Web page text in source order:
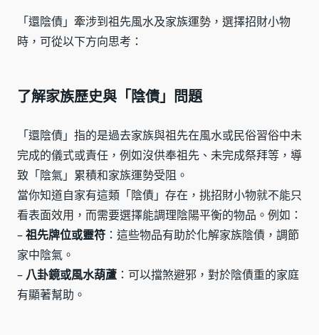
「還陰債」牽涉到祖先風水及家族運勢，選擇招財小物
時，可從以下方向思考：
了解家族歷史與「陰債」問題
「還陰債」指的是過去家族與祖先在風水或民俗習俗中未
完成的儀式或責任，例如沒供奉祖先、未完成祭拜等，導
致「陰氣」累積和家族運勢受阻。
當你知道自家有這類「陰債」存在，挑招財小物就不能只
看表面效用，而需要選擇能調理陰陽平衡的物品。例如：
–祖先牌位或靈符 ：這些物品有助於化解家族陰債，調節
家中陰氣。
– 八卦鏡或風水葫蘆 ：可以擋煞避邪，對於陰債重的家庭
有顯著幫助。